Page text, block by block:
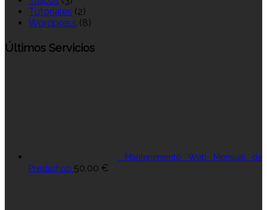
Tutoriales (2)
Wordpress (8)
Últimos Servicios
Mantenimiento Web Mensual de
Prestashop 50,00 €